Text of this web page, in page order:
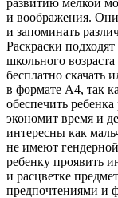
и воображения.
и запоминать
Раскраски
школьного
бесплатно скачать
в формате A4, так
обеспечить
экономит время и
интересны как
не имеют
ребенку проявить
и расцветке
предпочтениями и